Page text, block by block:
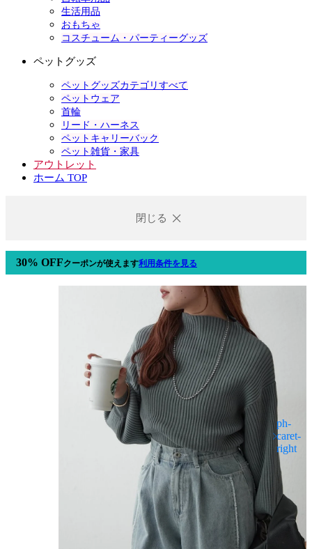
生活用品
おもちゃ
コスチューム・パーティーグッズ
ペットグッズ
ペットグッズカテゴリすべて
ペットウェア
首輪
リード・ハーネス
ペットキャリーバック
ペット雑貨・家具
アウトレット
ホーム TOP
閉じる
30% OFFクーポンが使えます利用条件を見る